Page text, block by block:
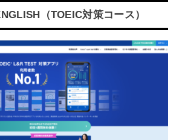
（TOEIC対策コース）